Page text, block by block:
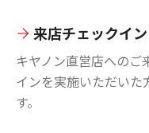
来店チェックイン
キヤノン直営店へのご
インを実施いただいた
す。